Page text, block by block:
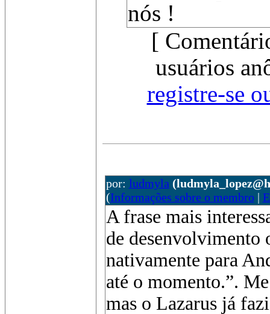
nós !
[
usuários
registre-se
por: ludmyla
(Informações sobre o membro|
A frase mais
de desenvolvimento
nativamente para
até o momento.”.
mas o Lazarus já